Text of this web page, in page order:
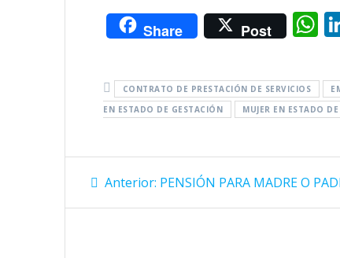
Share Post
s
A
p
p
CONTRATO DE PRESTACIÓN DE SERVICIOS
EN ESTADO DE GESTACIÓN
MUJER EN ESTADO
Navegación
de
Anterior: Entrada
PENSIÓN PARA MADRE O